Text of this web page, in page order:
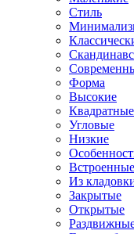
Стиль
Форма
Высокие
Квадратные
Угловые
Низкие
Встроенные
Из
Закрытые
Открытые